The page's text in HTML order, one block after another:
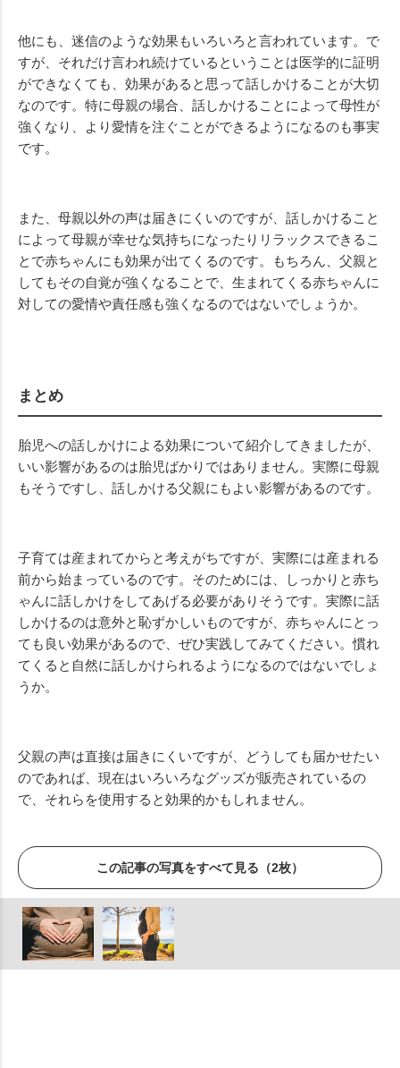
他にも、迷信のような効果もいろいろと言われています。で
すが、それだけ言われ続けているということは医学的に証明
ができなくても、効果があると思って話しかけることが大切
なのです。特に母親の場合、話しかけることによって母性が
強くなり、より愛情を注ぐことができるようになるのも事実
です。
また、母親以外の声は届きにくいのですが、話しかけること
によって母親が幸せな気持ちになったりリラックスできるこ
とで赤ちゃんにも効果が出てくるのです。もちろん、父親と
してもその自覚が強くなることで、生まれてくる赤ちゃんに
対しての愛情や責任感も強くなるのではないでしょうか。
まとめ
胎児への話しかけによる効果について紹介してきましたが、
いい影響があるのは胎児ばかりではありません。実際に母親
もそうですし、話しかける父親にもよい影響があるのです。
子育ては産まれてからと考えがちですが、実際には産まれる
前から始まっているのです。そのためには、しっかりと赤ち
ゃんに話しかけをしてあげる必要がありそうです。実際に話
しかけるのは意外と恥ずかしいものですが、赤ちゃんにとっ
ても良い効果があるので、ぜひ実践してみてください。慣れ
てくると自然に話しかけられるようになるのではないでしょ
うか。
父親の声は直接は届きにくいですが、どうしても届かせたい
のであれば、現在はいろいろなグッズが販売されているの
で、それらを使用すると効果的かもしれません。
この記事の写真をすべて見る（2枚）